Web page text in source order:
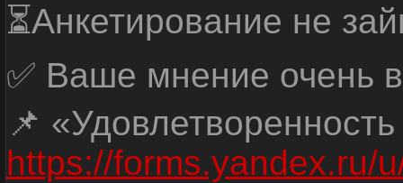
⏳Анкетирование не
✅ Ваше мнение очень
📌
https://forms.yandex.ru/